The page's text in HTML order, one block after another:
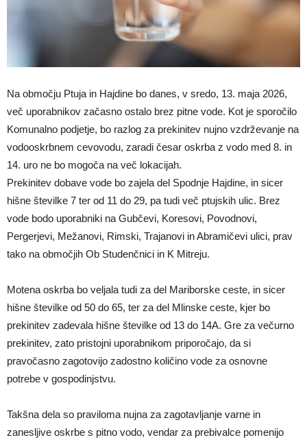
Na območju Ptuja in Hajdine bo danes, v sredo, 13. maja 2026,
več uporabnikov začasno ostalo brez pitne vode. Kot je sporočilo
Komunalno podjetje, bo razlog za prekinitev nujno vzdrževanje na
vodooskrbnem cevovodu, zaradi česar oskrba z vodo med 8. in
14. uro ne bo mogoča na več lokacijah.
Prekinitev dobave vode bo zajela del Spodnje Hajdine, in sicer
hišne številke 7 ter od 11 do 29, pa tudi več ptujskih ulic. Brez
vode bodo uporabniki na Gubčevi, Koresovi, Povodnovi,
Pergerjevi, Mežanovi, Rimski, Trajanovi in Abramičevi ulici, prav
tako na območjih Ob Studenčnici in K Mitreju.
Motena oskrba bo veljala tudi za del Mariborske ceste, in sicer
hišne številke od 50 do 65, ter za del Mlinske ceste, kjer bo
prekinitev zadevala hišne številke od 13 do 14A. Gre za večurno
prekinitev, zato pristojni uporabnikom priporočajo, da si
pravočasno zagotovijo zadostno količino vode za osnovne
potrebe v gospodinjstvu.
Takšna dela so praviloma nujna za zagotavljanje varne in
zanesljive oskrbe s pitno vodo, vendar za prebivalce pomenijo